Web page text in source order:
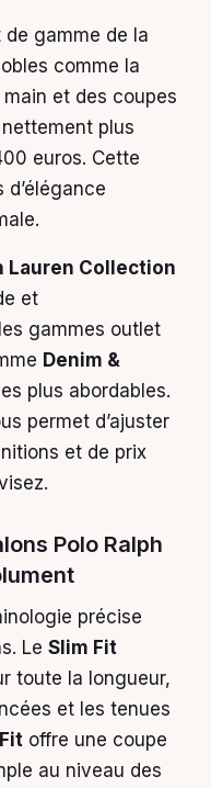
gamme de la
comme la
main et des coupes
plus
euros. Cette
d’élégance
Lauren Collection
et
gammes outlet
Denim &
plus abordables.
permet d’ajuster
et de prix
Polo Ralph
précise
Le Slim Fit
toute la longueur,
et les tenues
offre une coupe
au niveau des